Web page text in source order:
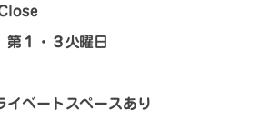
１・３火曜日
イベートスペースあり